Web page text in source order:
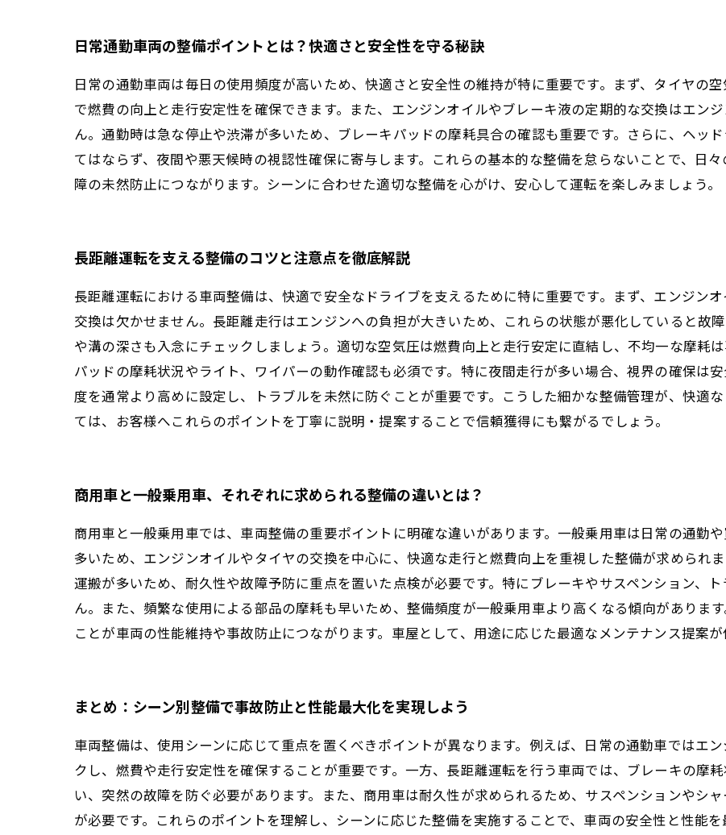
日常通勤車両の整備ポイントとは？快適さと安全性を守る秘訣
日常の通勤車両は毎日の使用頻度が高いため、快適さと安全性の維持が特に重要です。まず、タイヤの
で燃費の向上と走行安定性を確保できます。また、エンジンオイルやブレーキ液の定期的な交換はエン
ん。通勤時は急な停止や渋滞が多いため、ブレーキパッドの摩耗具合の確認も重要です。さらに、ヘッ
てはならず、夜間や悪天候時の視認性確保に寄与します。これらの基本的な整備を怠らないことで、日
障の未然防止につながります。シーンに合わせた適切な整備を心がけ、安心して運転を楽しみましょう。
長距離運転を支える整備のコツと注意点を徹底解説
長距離運転における車両整備は、快適で安全なドライブを支えるために特に重要です。まず、エンジン
交換は欠かせません。長距離走行はエンジンへの負担が大きいため、これらの状態が悪化していると故
や溝の深さも入念にチェックしましょう。適切な空気圧は燃費向上と走行安定に直結し、不均一な摩耗
パッドの摩耗状況やライト、ワイパーの動作確認も必須です。特に夜間走行が多い場合、視界の確保は
度を通常より高めに設定し、トラブルを未然に防ぐことが重要です。こうした細かな整備管理が、快適
ては、お客様へこれらのポイントを丁寧に説明・提案することで信頼獲得にも繋がるでしょう。
商用車と一般乗用車、それぞれに求められる整備の違いとは？
商用車と一般乗用車では、車両整備の重要ポイントに明確な違いがあります。一般乗用車は日常の通勤
多いため、エンジンオイルやタイヤの交換を中心に、快適な走行と燃費向上を重視した整備が求められ
運搬が多いため、耐久性や故障予防に重点を置いた点検が必要です。特にブレーキやサスペンション、
ん。また、頻繁な使用による部品の摩耗も早いため、整備頻度が一般乗用車より高くなる傾向がありま
ことが車両の性能維持や事故防止につながります。車屋として、用途に応じた最適なメンテナンス提案が
まとめ：シーン別整備で事故防止と性能最大化を実現しよう
車両整備は、使用シーンに応じて重点を置くべきポイントが異なります。例えば、日常の通勤車ではエ
クし、燃費や走行安定性を確保することが重要です。一方、長距離運転を行う車両では、ブレーキの摩
い、突然の故障を防ぐ必要があります。また、商用車は耐久性が求められるため、サスペンションやシ
が必要です。これらのポイントを理解し、シーンに応じた整備を実施することで、車両の安全性と性能